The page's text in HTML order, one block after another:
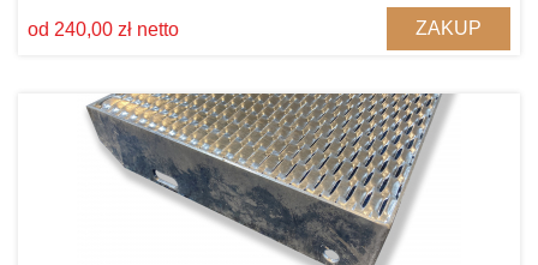
od 240,00 zł netto ZAKUP